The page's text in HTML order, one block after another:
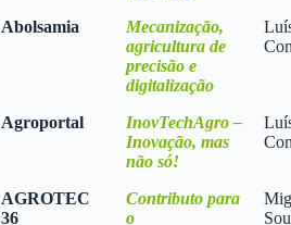
Abolsamia
Mecanização,
agricultura de
precisão e
digitalização
Agroportal
InovTechAgro –
Inovação, mas
não só!
AGROTEC
36
Contributo para
o